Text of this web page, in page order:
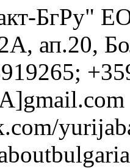
БгРу"
ап.20,